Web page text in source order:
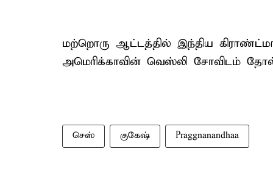
மற்றொரு ஆட்டத்தில் இந்திய
அமெரிக்காவின் வெஸ்லி சோவிடம்
செஸ் குகேஷ் Praggnanandhaa